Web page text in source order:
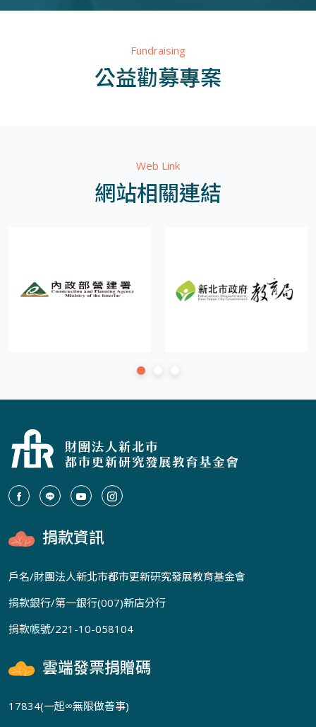
Fundraising
公益勸募專案
Web Link
網站相關連結
捐款資訊
戶名/財團法人新北市都市更新研究發展教育基金會
捐款銀行/第一銀行(007)新店分行
捐款帳號/221-10-058104
雲端發票捐贈碼
17834(一起∞無限做善事)